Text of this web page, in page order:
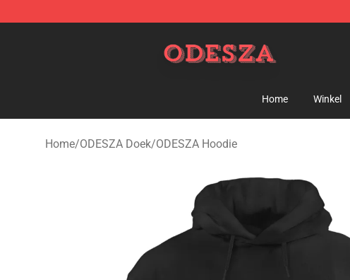
Home Winkel
Home/ODESZA Doek/ODESZA Hoodie